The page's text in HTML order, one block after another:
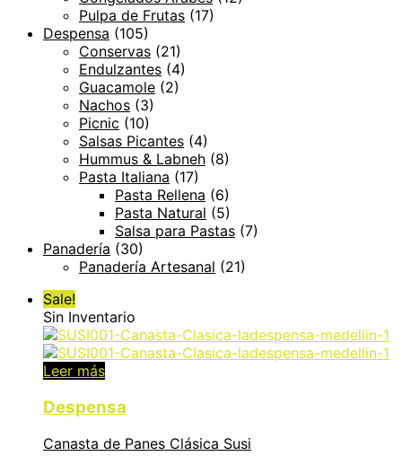
Pulpa de Frutas (17)
Despensa (105)
Conservas (21)
Endulzantes (4)
Guacamole (2)
Nachos (3)
Picnic (10)
Salsas Picantes (4)
Hummus & Labneh (8)
Pasta Italiana (17)
Pasta Rellena (6)
Pasta Natural (5)
Salsa para Pastas (7)
Panadería (30)
Panadería Artesanal (21)
Sale!
Sin Inventario
Leer más
Despensa
Canasta de Panes Clásica Susi